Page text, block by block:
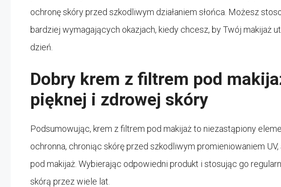
ochronę skóry przed szkodliwym działaniem słońca. Możesz
bardziej wymagających okazjach, kiedy chcesz, by Twój makijaż
dzień.
Dobry krem z filtrem pod
pięknej i zdrowej skóry
Podsumowując, krem z filtrem pod makijaż to niezastąpiony
ochronna, chroniąc skórę przed szkodliwym promieniowaniem
pod makijaż. Wybierając odpowiedni produkt i stosując go
skórą przez wiele lat.